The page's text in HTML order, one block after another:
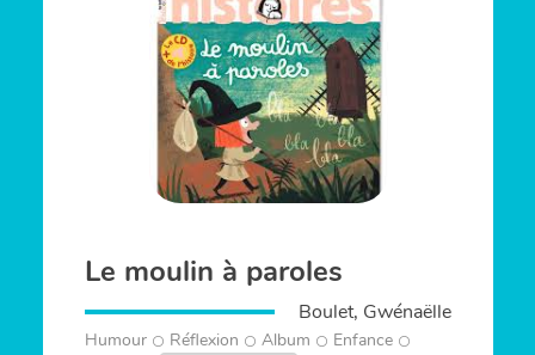
Le moulin à paroles
Boulet, Gwénaëlle
Humour Réflexion Album
Enfance